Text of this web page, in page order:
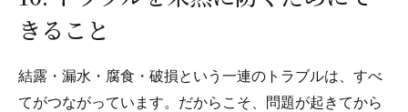
きること
結露・漏水・腐食・破損という一連のトラブルは、すべ
てがつながっています。だからこそ、問題が起きてから